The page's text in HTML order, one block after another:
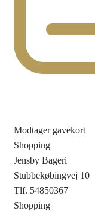
Modtager gavekort
Shopping
Jensby Bageri
Stubbekøbingvej 10
Tlf. 54850367
Shopping